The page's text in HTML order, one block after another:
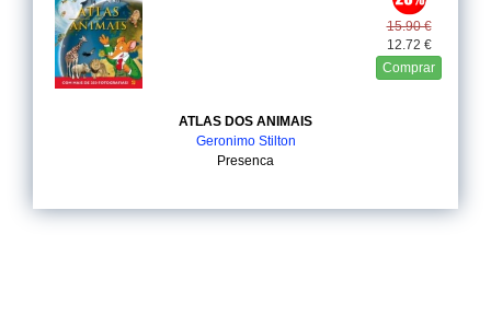
15.90 €
12.72 €
Comprar
ATLAS DOS ANIMAIS
Geronimo Stilton
Presenca